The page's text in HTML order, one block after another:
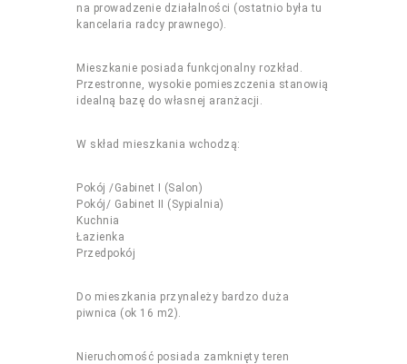
na prowadzenie działalności (ostatnio była tu
kancelaria radcy prawnego).
Mieszkanie posiada funkcjonalny rozkład.
Przestronne, wysokie pomieszczenia stanowią
idealną bazę do własnej aranżacji.
W skład mieszkania wchodzą:
Pokój /Gabinet I (Salon)
Pokój/ Gabinet II (Sypialnia)
Kuchnia
Łazienka
Przedpokój
Do mieszkania przynależy bardzo duża
piwnica (ok 16 m2).
Nieruchomość posiada zamknięty teren